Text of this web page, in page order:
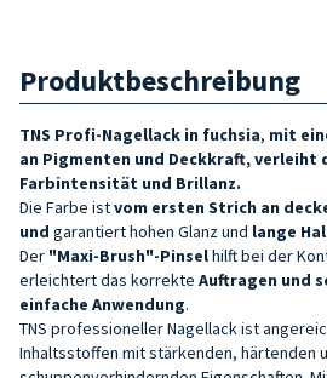
Produktbeschreibung
TNS Profi-Nagellack in fuchsia, mit
an Pigmenten und Deckkraft, verleiht
Farbintensität und Brillanz.
Die Farbe istvom ersten Strich an
und garantiert hohen Glanz und lange
Der "Maxi-Brush"-Pinselhilft bei der
erleichtert das korrekte Auftragen und
einfache Anwendung.
TNS professioneller Nagellack ist
Inhaltsstoffen mit stärkenden, härtenden